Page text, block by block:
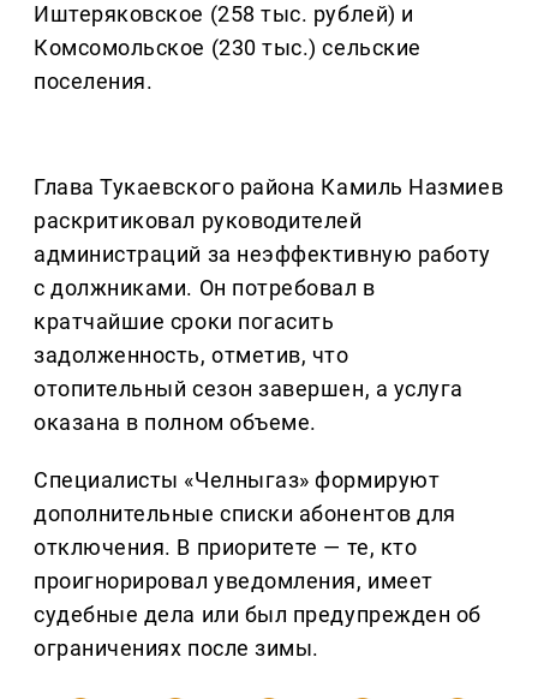
Иштеряковское (258 тыс. рублей) и
Комсомольское (230 тыс.) сельские
поселения.
Глава Тукаевского района Камиль Назмиев
раскритиковал руководителей
администраций за неэффективную работу
с должниками. Он потребовал в
кратчайшие сроки погасить
задолженность, отметив, что
отопительный сезон завершен, а услуга
оказана в полном объеме.
Специалисты «Челныгаз» формируют
дополнительные списки абонентов для
отключения. В приоритете — те, кто
проигнорировал уведомления, имеет
судебные дела или был предупрежден об
ограничениях после зимы.